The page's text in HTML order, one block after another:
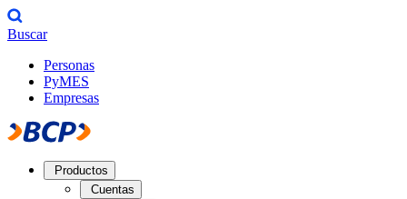
Buscar
Personas
PyMES
Empresas
Productos
Cuentas